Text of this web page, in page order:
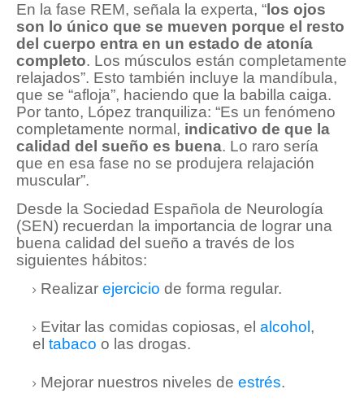
En la fase REM, señala la experta, “ los ojos
son lo único que se mueven porque el resto
del cuerpo entra en un estado de atonía
completo. Los músculos están completamente
relajados”. Esto también incluye la mandíbula,
que se “afloja”, haciendo que la babilla caiga.
Por tanto, López tranquiliza: “Es un fenómeno
completamente normal, indicativo de que la
calidad del sueño es buena. Lo raro sería
que en esa fase no se produjera relajación
muscular”.
Desde la Sociedad Española de Neurología
(SEN) recuerdan la importancia de lograr una
buena calidad del sueño a través de los
siguientes hábitos:
Realizar ejercicio de forma regular.
Evitar las comidas copiosas, el alcohol ,
el tabaco o las drogas.
Mejorar nuestros niveles de estrés.